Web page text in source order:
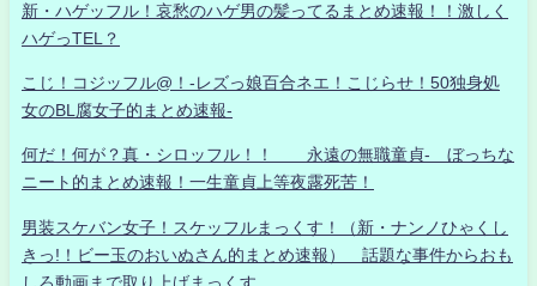
新・ハゲッフル！哀愁のハゲ男の髪ってるまとめ速報！！激しく
ハゲっTEL？
こじ！コジッフル@！-レズっ娘百合ネエ！こじらせ！50独身処
女のBL腐女子的まとめ速報-
何だ！何が？真・シロッフル！！ 永遠の無職童貞- ぼっちな
ニート的まとめ速報！一生童貞上等夜露死苦！
男装スケバン女子！スケッフルまっくす！（新・ナンノひゃくし
きっ!！ビー玉のおいぬさん的まとめ速報） 話題な事件からおも
しろ動画まで取り上げまっくす